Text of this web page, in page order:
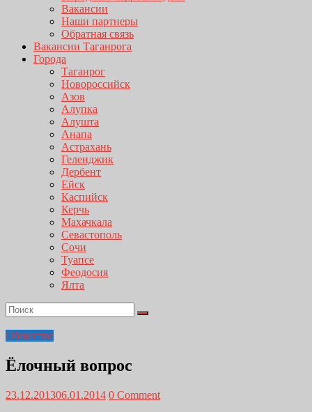
Вакансии
Наши партнеры
Обратная связь
Вакансии Таганрога
Города
Таганрог
Новороссийск
Азов
Алупка
Алушта
Анапа
Астрахань
Геленджик
Дербент
Ейск
Каспийск
Керчь
Махачкала
Севастополь
Сочи
Туапсе
Феодосия
Ялта
Общество
Ёлочный вопрос
23.12.201306.01.2014 0 Comment